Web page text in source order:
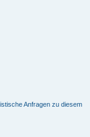
Anfragen zu diesem